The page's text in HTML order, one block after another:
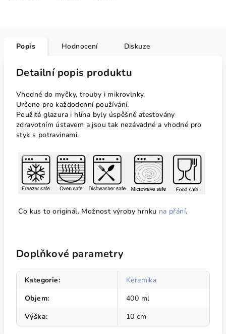
Popis Hodnocení Diskuze
Detailní popis produktu
Vhodné do myčky, trouby i mikrovlnky.
Určeno pro každodenní používání.
Použitá glazura i hlína byly úspěšně atestovány
zdravotním ústavem a jsou tak nezávadné a vhodné pro
styk s potravinami.
Co kus to originál. Možnost výroby hrnku na přání.
Doplňkové parametry
Kategorie:
Keramika
Objem:
400 ml
Výška: 10 cm